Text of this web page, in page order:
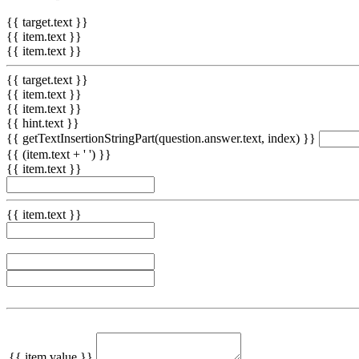
{{ target.text }}
{{ item.text }}
{{ item.text }}
{{ target.text }}
{{ item.text }}
{{ item.text }}
{{ hint.text }}
{{ getTextInsertionStringPart(question.answer.text, index) }}
{{ (item.text + ' ') }}
{{ item.text }}
{{ item.text }}